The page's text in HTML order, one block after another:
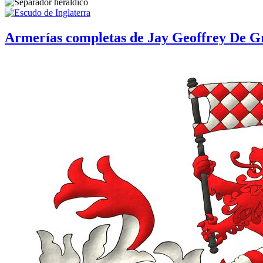
Armerías completas de Jay Geoffrey De